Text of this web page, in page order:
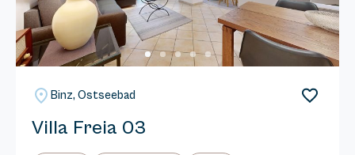
Binz, Ostseebad
Villa Freia 03